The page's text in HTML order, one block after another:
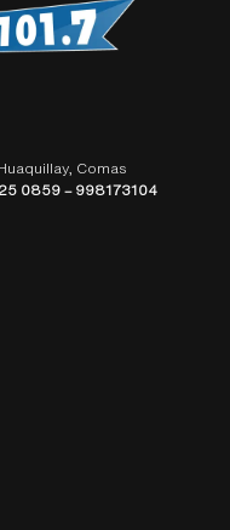
Comas
0859 – 998173104